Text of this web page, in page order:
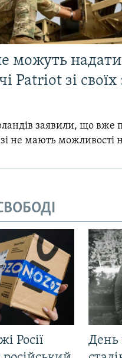
можуть надати
Patriot зі своїх
заявили, що вже
не мають можливості
Росії
День